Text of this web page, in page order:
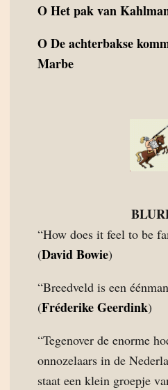
OHet pak van
ODe achterbakse
Marbe
“How does it feel to be
(David Bowie)
“Breedveld is een
(Fréderike Geerdink)
“Tegenover de enorme
onnozelaars in de
staat een klein groepje